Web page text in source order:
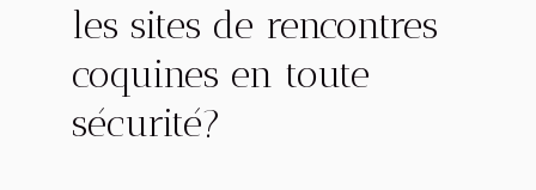
les sites de rencontres
coquines en toute
sécurité?